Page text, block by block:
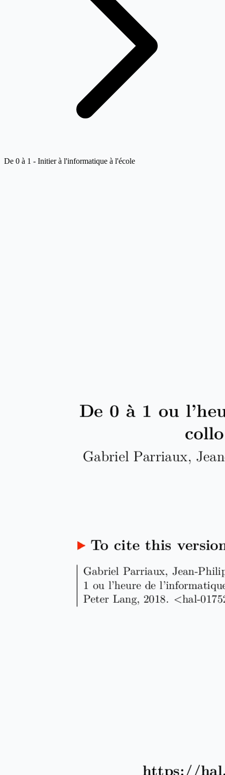
De 0 à 1 - Initier à l'informatique à l'école